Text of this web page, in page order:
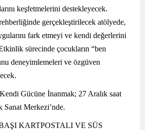
keşfetmelerini destekleyecek.
gerçekleştirilecek atölyede,
fark etmeyi ve kendi değerlerini
sürecinde çocukların “ben
deneyimlemeleri ve özgüven
Gücüne İnanmak; 27 Aralık saat
Merkezi’nde.
KARTPOSTALI VE SÜS